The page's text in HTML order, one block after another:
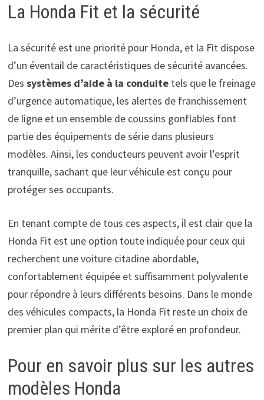
La Honda Fit et la sécurité
La sécurité est une priorité pour Honda, et la Fit dispose
d’un éventail de caractéristiques de sécurité avancées.
Des systèmes d’aide à la conduitetels que le freinage
d’urgence automatique, les alertes de franchissement
de ligne et un ensemble de coussins gonflables font
partie des équipements de série dans plusieurs
modèles. Ainsi, les conducteurs peuvent avoir l’esprit
tranquille, sachant que leur véhicule est conçu pour
protéger ses occupants.
En tenant compte de tous ces aspects, il est clair que la
Honda Fit est une option toute indiquée pour ceux qui
recherchent une voiture citadine abordable,
confortablement équipée et suffisamment polyvalente
pour répondre à leurs différents besoins. Dans le monde
des véhicules compacts, la Honda Fit reste un choix de
premier plan qui mérite d’être exploré en profondeur.
Pour en savoir plus sur les autres
modèles Honda